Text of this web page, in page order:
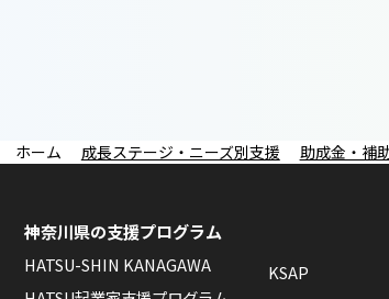
成長ステージ・ニーズ別支援 助成金・補
神奈川県の支援プログラム
HATSU-SHIN KANAGAWA
KSAP